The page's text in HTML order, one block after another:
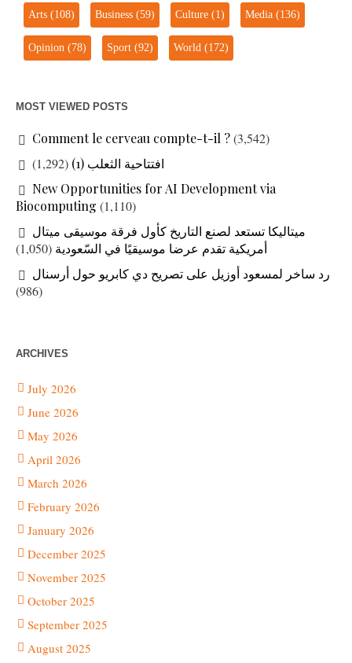
Arts (108) Business (59) Culture (1) Media (136)
Opinion (78) Sport (92) World (172)
MOST VIEWED POSTS
Comment le cerveau compte-t-il ?(3,542)
افتتاحية الثعلب (1)
(1,292)
New Opportunities for AI Development via
Biocomputing (1,110)
ميتاليكا تستعد لصنع التاريخ كأول فرقة موسيقى ميتال
أمريكية تقدم عرضا موسيقيًا في السّعودية (1,050)
رد ساخر لمسعود أوزيل على تصريح دي كابريو حول أرسنال
(986)
ARCHIVES
July 2026
June 2026
May 2026
April 2026
March 2026
February 2026
January 2026
December 2025
November 2025
October 2025
September 2025
August 2025